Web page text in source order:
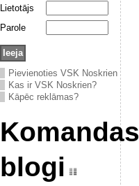
Lietotājs
Parole
Pievienoties VSK Noskrien
Kas ir VSK Noskrien?
Kāpēc reklāmas?
Komandas
blogi